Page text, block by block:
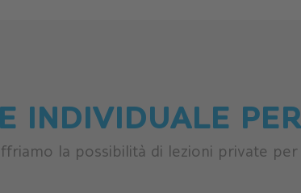
INDIVIDUALE
la possibilità di lezioni private